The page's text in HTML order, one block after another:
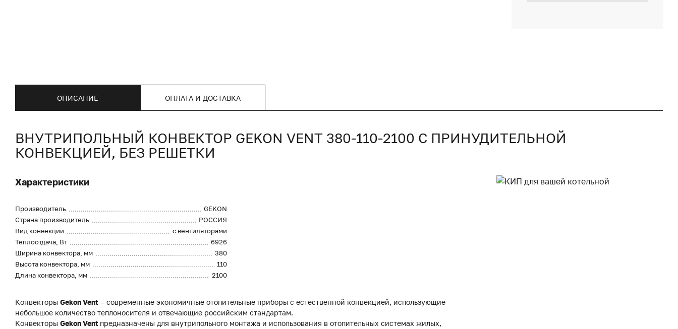
ОПИСАНИЕ ОПЛАТА И ДОСТАВКА
ВНУТРИПОЛЬНЫЙ КОНВЕКТОР GEKON VENT 380-110-2100 С ПРИНУДИТЕЛЬНОЙ
КОНВЕКЦИЕЙ, БЕЗ РЕШЕТКИ
Характеристики
Производитель
GEKON
Страна производитель
РОССИЯ
Вид конвекции
с вентиляторами
Теплоотдача, Вт
6926
Ширина конвектора, мм
380
Высота конвектора, мм
110
Длина конвектора, мм
2100
Конвекторы Gekon Vent – современные экономичные отопительные приборы с естественной конвекцией, использующие
небольшое количество теплоносителя и отвечающие российским стандартам.
Конвекторы Gekon Vent предназначены для внутрипольного монтажа и использования в отопительных системах жилых,